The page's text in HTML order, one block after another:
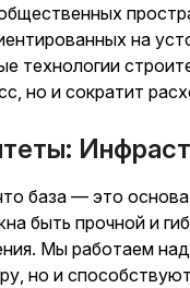
на
технологии
но и сократит
база — это
быть прочной и
Мы работаем
но и